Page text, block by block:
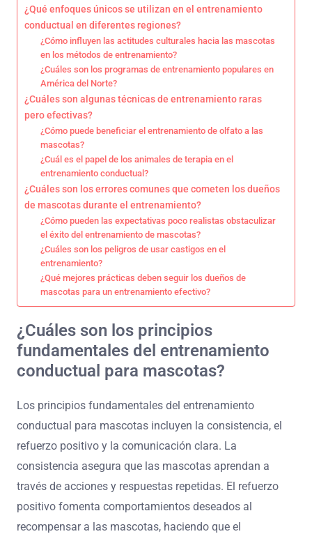
¿Qué enfoques únicos se utilizan en el entrenamiento
conductual en diferentes regiones?
¿Cómo influyen las actitudes culturales hacia las mascotas
en los métodos de entrenamiento?
¿Cuáles son los programas de entrenamiento populares en
América del Norte?
¿Cuáles son algunas técnicas de entrenamiento raras
pero efectivas?
¿Cómo puede beneficiar el entrenamiento de olfato a las
mascotas?
¿Cuál es el papel de los animales de terapia en el
entrenamiento conductual?
¿Cuáles son los errores comunes que cometen los dueños
de mascotas durante el entrenamiento?
¿Cómo pueden las expectativas poco realistas obstaculizar
el éxito del entrenamiento de mascotas?
¿Cuáles son los peligros de usar castigos en el
entrenamiento?
¿Qué mejores prácticas deben seguir los dueños de
mascotas para un entrenamiento efectivo?
¿Cuáles son los principios
fundamentales del entrenamiento
conductual para mascotas?
Los principios fundamentales del entrenamiento
conductual para mascotas incluyen la consistencia, el
refuerzo positivo y la comunicación clara. La
consistencia asegura que las mascotas aprendan a
través de acciones y respuestas repetidas. El refuerzo
positivo fomenta comportamientos deseados al
recompensar a las mascotas, haciendo que el